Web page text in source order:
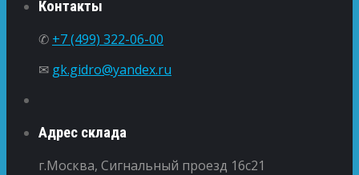
Контакты
✆ +7 (499) 322-06-00
✉ gk.gidro@yandex.ru
Адрес склада
г.Москва, Сигнальный проезд 16с21